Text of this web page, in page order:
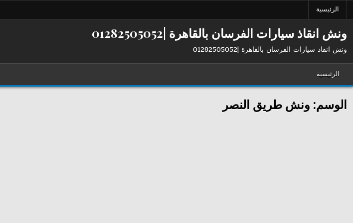
الرئيسية
ونش انقاذ سيارات الفرسان بالقاهرة |01282505052
ونش انقاذ سيارات الفرسان بالقاهرة |01282505052
الرئيسية
الوسم: ونش طريق النصر